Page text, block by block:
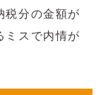
税分の金額が
ミスで内情が